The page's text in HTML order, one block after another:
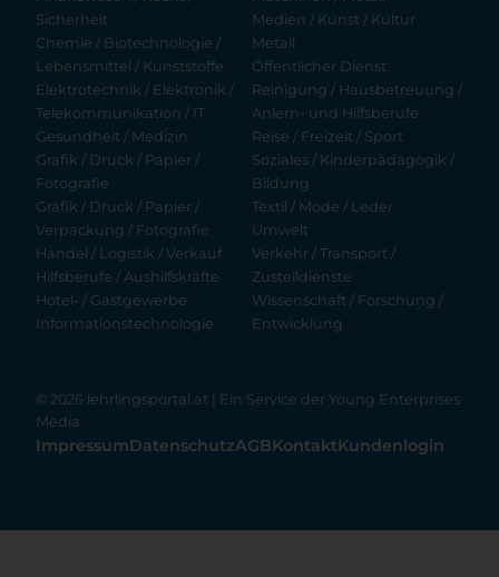
Sicherheit
Chemie / Biotechnologie /
Lebensmittel / Kunststoffe
Elektrotechnik / Elektronik /
Telekommunikation / IT
Gesundheit / Medizin
Grafik / Druck / Papier /
Fotografie
Grafik / Druck / Papier /
Verpackung / Fotografie
Handel / Logistik / Verkauf
Hilfsberufe / Aushilfskräfte
Hotel- / Gastgewerbe
Informationstechnologie
Medien / Kunst / Kultur
Metall
Öffentlicher Dienst
Reinigung / Hausbetreuung /
Anlern- und Hilfsberufe
Reise / Freizeit / Sport
Soziales / Kinderpädagogik /
Bildung
Textil / Mode / Leder
Umwelt
Verkehr / Transport /
Zustelldienste
Wissenschaft / Forschung /
Entwicklung
© 2026 lehrlingsportal.at | Ein Service der Young Enterprises
Media
ImpressumDatenschutzAGBKontaktKundenlogin